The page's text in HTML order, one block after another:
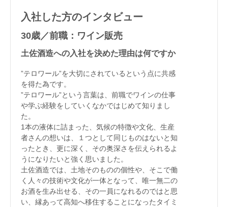
入社した方のインタビュー
30歳／前職：ワイン販売
土佐酒造への入社を決めた理由は何ですか
”テロワール”を大切にされているという点に共感
を得た為です。
”テロワール”という言葉は、前職でワインの仕事
や学ぶ経験をしていくなかではじめて知りまし
た。
1本の液体に詰まった、気候の特徴や文化、生産
者さんの想いは、１つとして同じものはないと知
ったとき、更に深く、その奥深さを伝えられるよ
うになりたいと強く思いました。
土佐酒造では、土地そのものの個性や、そこで働
く人々の技術や文化が一体となって、唯一無二の
お酒を生み出せる、その一員になれるのではと思
い、縁あって高知へ移住することになったタイミ